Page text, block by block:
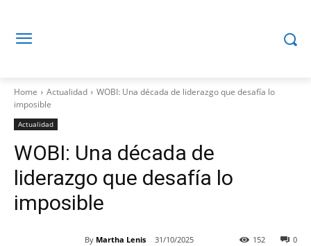
Home Actualidad
WOBI: Una década de liderazgo que desafía lo
imposible
Actualidad
WOBI: Una década de
liderazgo que desafía lo
imposible
By Martha Lenis 31/10/2025 0
152